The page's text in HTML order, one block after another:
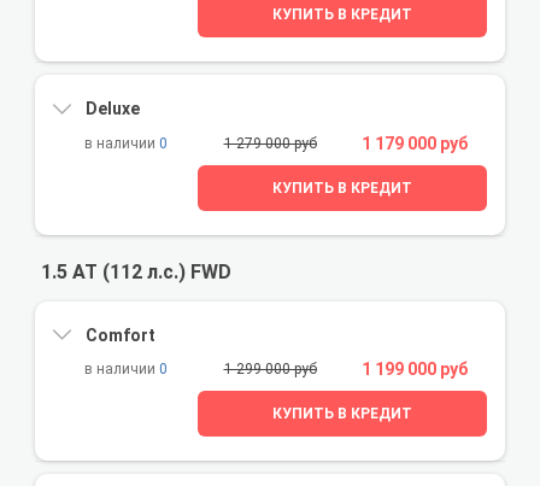
КУПИТЬ В КРЕДИТ
Deluxe
0 1 279 000 руб 1 179 000 руб
КУПИТЬ В КРЕДИТ
1.5 AT (112 л.с.) FWD
Comfort
0 1 299 000 руб 1 199 000 руб
КУПИТЬ В КРЕДИТ